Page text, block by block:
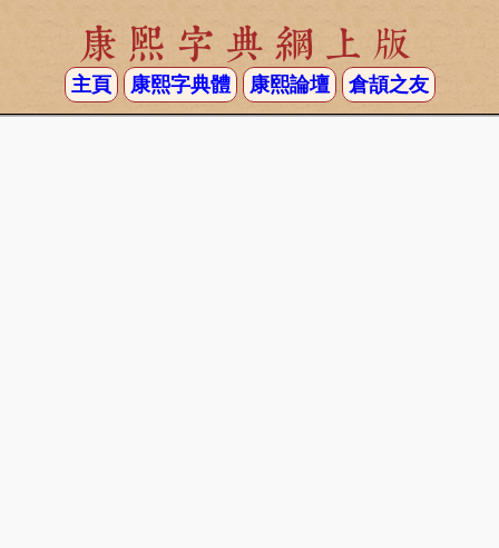
康熙字典網上版
主頁 康熙字典體 康熙論壇 倉頡之友